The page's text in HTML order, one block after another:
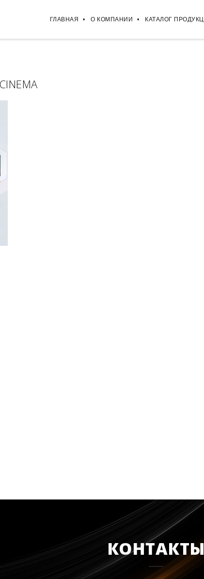
ГЛАВНАЯ О КОМПАНИИ КАТАЛОГ